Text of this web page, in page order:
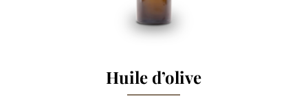
Huile d’olive